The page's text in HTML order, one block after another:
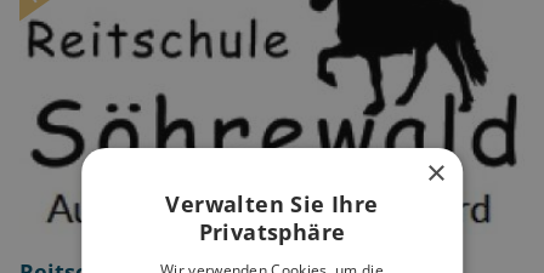
×
Verwalten Sie Ihre
Privatsphäre